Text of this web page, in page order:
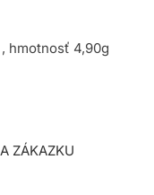
hmotnosť 4,90g
ZÁKAZKU